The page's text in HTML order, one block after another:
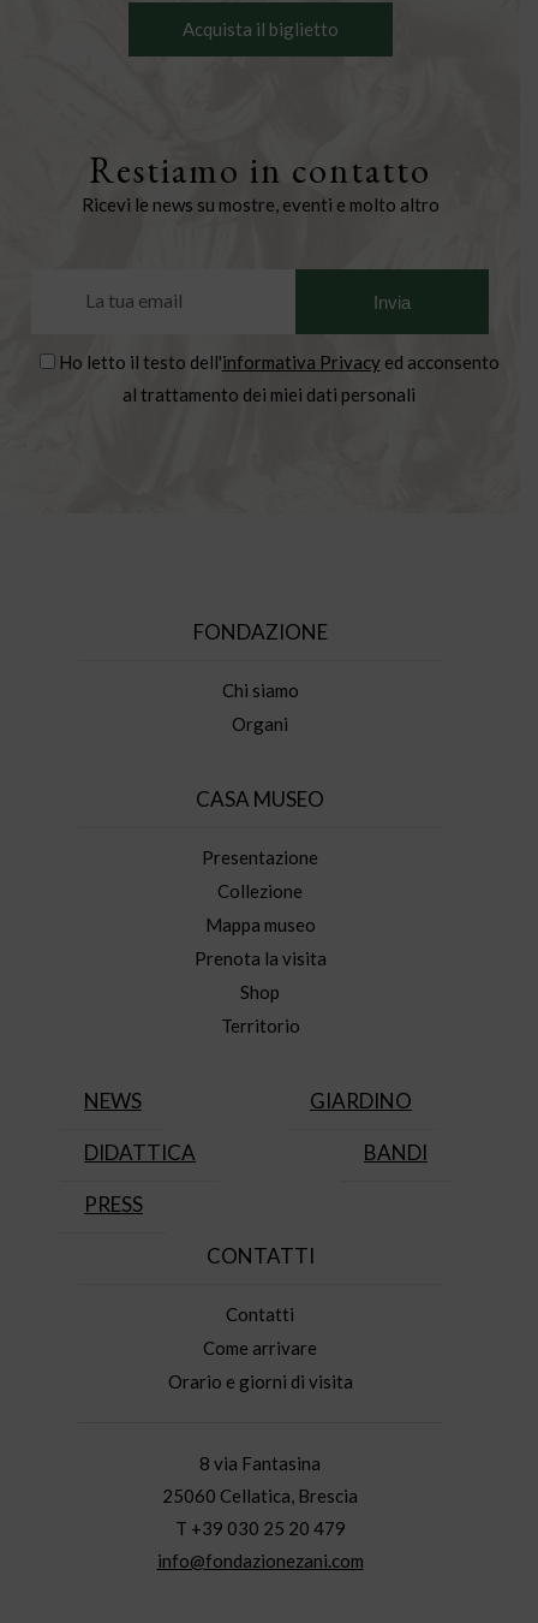
Acquista il biglietto
Restiamo in contatto
Ricevi le news su mostre, eventi e molto altro
Ho letto il testo dell'informativa Privacyed acconsento
al trattamento dei miei dati personali
FONDAZIONE
Chi siamo
Organi
CASA MUSEO
Presentazione
Collezione
Mappa museo
Prenota la visita
Shop
Territorio
NEWS GIARDINO
DIDATTICA BANDI
PRESS
CONTATTI
Contatti
Come arrivare
Orario e giorni di visita
8 via Fantasina
25060 Cellatica, Brescia
T +39 030 25 20 479
info@fondazionezani.com